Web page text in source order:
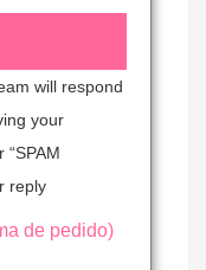
will respond
your
reply
de pedido)